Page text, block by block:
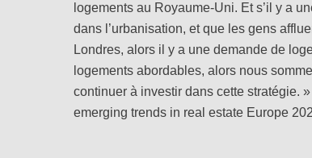
logements au Royaume-Uni. Et s’il y a
dans l’urbanisation, et que les gens
Londres, alors il y a une demande de
logements abordables, alors nous
continuer à investir dans cette stratégie.
emerging trends in real estate Europe